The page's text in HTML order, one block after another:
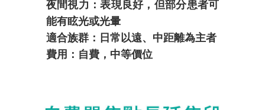
夜間視力：表現良好，但部分患者可
能有眩光或光暈
適合族群：日常以遠、中距離為主者
費用：自費，中等價位